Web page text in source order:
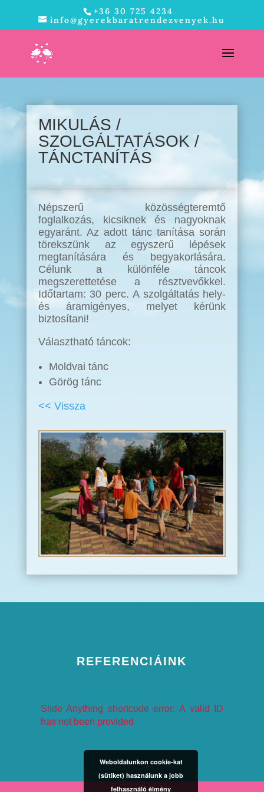
+36 30 725 4234
info@gyerekbaratrendezvenyek.hu
MIKULÁS /
SZOLGÁLTATÁSOK /
TÁNCTANÍTÁS
Népszerű közösségteremtő
foglalkozás, kicsiknek és nagyoknak
egyaránt. Az adott tánc tanítása során
törekszünk az egyszerű lépések
megtanítására és begyakorlására.
Célunk a különféle táncok
megszerettetése a résztvevőkkel.
Időtartam: 30 perc. A szolgáltatás hely-
és áramigényes, melyet kérünk
biztosítani!
Választható táncok:
Moldvai tánc
Görög tánc
<< Vissza
REFERENCIÁINK
Slide Anything shortcode error: A valid ID
has not been provided
Weboldalunkon cookie-kat
(sütiket) használunk a jobb
felhasználó élmény